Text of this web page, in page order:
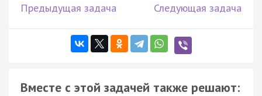
Предыдущая задача Следующая задача
Вместе с этой задачей также решают: